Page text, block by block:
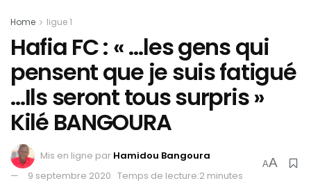
Home ligue 1
Hafia FC : « …les gens qui
pensent que je suis fatigué
…Ils seront tous surpris »
Kilé BANGOURA
Mis en ligne par Hamidou Bangoura
9 septembre 2020 Temps de lecture:2 minutes
AA